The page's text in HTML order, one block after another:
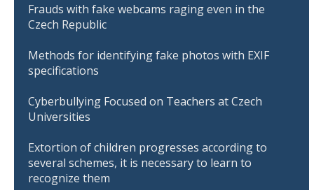
Frauds with fake webcams raging even in the
Czech Republic
Methods for identifying fake photos with EXIF
specifications
Cyberbullying Focused on Teachers at Czech
Universities
Extortion of children progresses according to
several schemes, it is necessary to learn to
recognize them